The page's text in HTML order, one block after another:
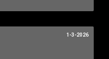
1-3-2026